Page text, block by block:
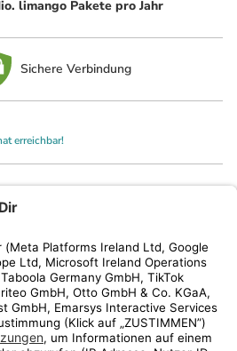
limango Pakete pro Jahr
Sichere Verbindung
erreichbar!